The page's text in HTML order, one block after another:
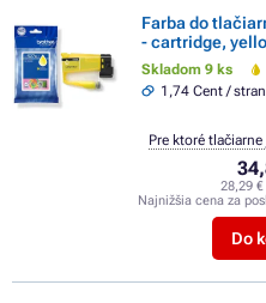
Farba do
- cartridge,
Skladom 9 ks
1,74 Cent /
28,29 €
Najnižšia cena za
Do
Pre ktoré